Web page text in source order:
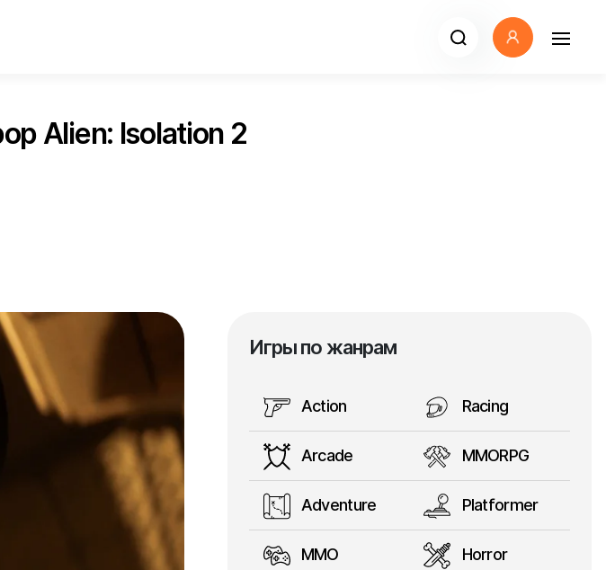
Alien: Isolation 2
Игры по жанрам
Action
Arcade
Adventure
MMO
Racing
MMORPG
Platformer
Horror